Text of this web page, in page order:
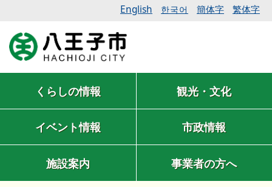
English 한국어 簡体字 繁体字
くらしの情報 観光・文化
イベント情報 市政情報
施設案内 事業者の方へ